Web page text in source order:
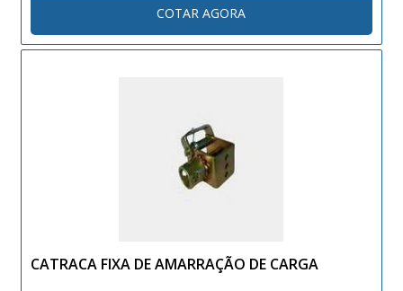
indenpendemente de seu segmento de atuação. B....
COTAR AGORA
CATRACA FIXA DE AMARRAÇÃO DE CARGA